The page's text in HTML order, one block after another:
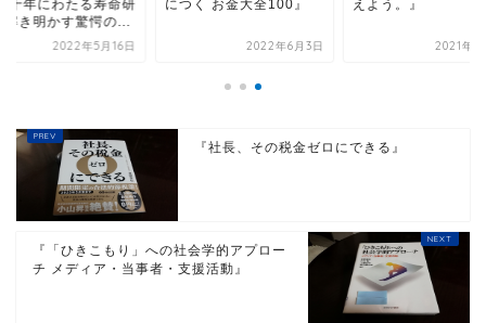
十年にわたる寿命研
解き明かす驚愕の...
2022年5月16日
につく お金大全100』
2022年6月3日
えよう。』
2021年7
『社長、その税金ゼロにできる』
『「ひきこもり」への社会学的アプロー
チ メディア・当事者・支援活動』